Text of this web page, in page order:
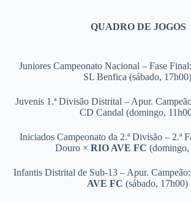
QUADRO DE JOGOS
Juniores Campeonato Nacional – Fase Final:
SL Benfica (sábado, 17h00)
Juvenis 1.ª Divisão Distrital – Apur.
CD Candal (domingo,
Iniciados Campeonato da 2.ª Divisão – 2.ª
Douro × RIO AVE FC
Infantis Distrital de Sub-13 – Apur.
AVE FC (sábado, 17h00)